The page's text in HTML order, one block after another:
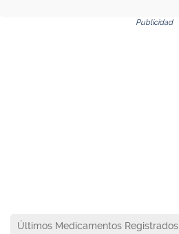
Publicidad
Últimos Medicamentos Registrados